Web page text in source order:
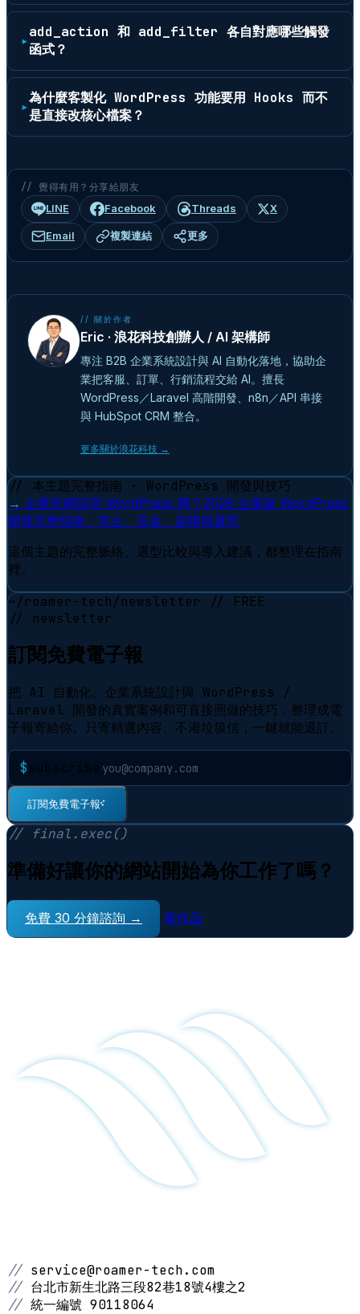
add_action 和 add_filter 各自對應哪些觸發
函式？
為什麼客製化 WordPress 功能要用 Hooks 而不
是直接改核心檔案？
// 覺得有用？分享給朋友
LINE Facebook Threads X
Email 複製連結 更多
// 關於作者
Eric · 浪花科技創辦人 / AI 架構師
專注 B2B 企業系統設計與 AI 自動化落地，協助企
業把客服、訂單、行銷流程交給 AI。擅長
WordPress／Laravel 高階開發、n8n／API 串接
與 HubSpot CRM 整合。
更多關於浪花科技 →
// 本主題完整指南 · WordPress 開發與技巧
→ 企業官網該用 WordPress 嗎？2026 企業級 WordPress
開發完整指南：市占、安全、架構與選型
這個主題的完整脈絡、選型比較與導入建議，都整理在指南
裡。
~/roamer-tech/newsletter
// FREE
// newsletter
訂閱免費電子報
把 AI 自動化、企業系統設計與 WordPress /
Laravel 開發的真實案例和可直接照做的技巧，整理成電
子報寄給你。只寄精選內容、不灌垃圾信，一鍵就能退訂。
$subscribe
訂閱免費電子報⠋
// final.exec()
準備好讓你的網站開始為你工作了嗎？
免費 30 分鐘諮詢 → 看作品
// service@roamer-tech.com
// 台北市新生北路三段82巷18號4樓之2
// 統一編號 90118064